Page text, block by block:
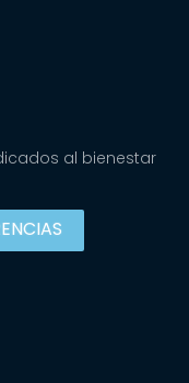
al bienestar